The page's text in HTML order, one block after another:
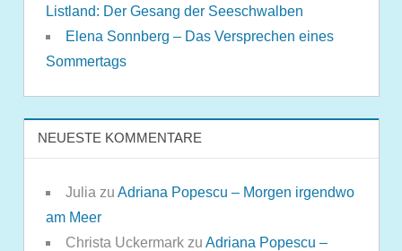
Listland: Der Gesang der Seeschwalben
Elena Sonnberg – Das Versprechen eines
Sommertags
NEUESTE KOMMENTARE
Julia zu Adriana Popescu – Morgen irgendwo
am Meer
Christa Uckermarkzu Adriana Popescu –